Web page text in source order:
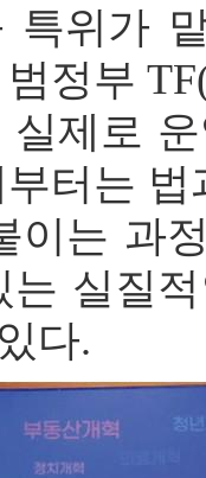
특위가
정부
제로
터는
이는 과
실질
다.